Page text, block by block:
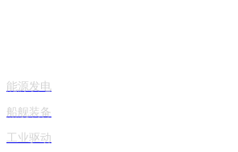
能源发电
船舰装备
工业驱动